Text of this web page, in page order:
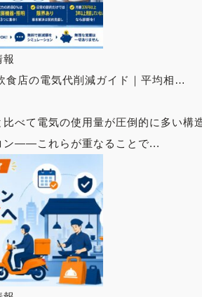
報
食店の電気代削減ガイド｜平均相…
べて電気の使用量が圧倒的に多い
ン——これらが重なることで...